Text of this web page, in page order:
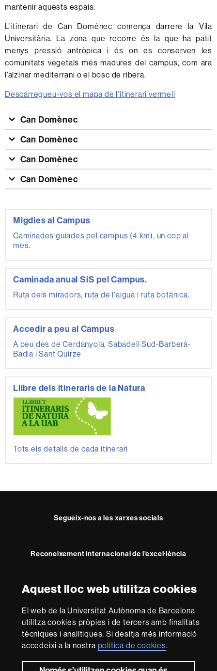
Aquest lloc web utilitza cookies
El web de la Universitat Autònoma de Barcelona
utilitza cookies pròpies i de tercers amb finalitats
tècniques i analítiques. Si desitja més informació
accedeixi a la nostra política de cookies.
mantenir aquests espais.
L’itinerari de Can Domènec comença darrere la Vila
Universitària. La zona que recorre és la que ha patit
menys pressió antròpica i és on es conserven les
comunitats vegetals més madures del campus, com ara
l’alzinar mediterrani o el bosc de ribera.
Descarregueu-vos el mapa de l'itinerari vermell
Can Domènec
Can Domènec
Can Domènec
Can Domènec
Informació
complementària
Migdies al Campus
Caminades guiades pel campus (4 km), un cop al
mes.
Caminada anual SiS pel Campus.
Ruta dels miradors, ruta de l'aigua i ruta botànica.
Accedir a peu al Campus
A peu des de Cerdanyola, Sabadell Sud-Barberà-
Badia i Sant Quirze
Llibre dels itineraris de la Natura
Tots els detalls de cada itinerari
Segueix-nos a les xarxes socials
Reconeixement internacional de l'excel·lència
in
-
Euraxess
Amb el finançament de
Sobre
aquest